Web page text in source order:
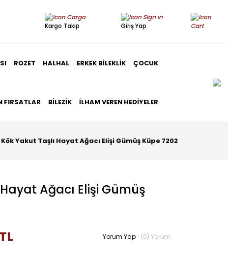
Kargo Takip Giriş Yap
ROZET HALHAL ERKEK BILEKLIK ÇOCUK
FIRSATLAR BILEZIK İLHAM VEREN HEDIYELER
Kök Yakut Taşlı Hayat Ağacı Elişi Gümüş Küpe 7202
Ağacı Elişi Gümüş
Yorum Yap (0) Yorum